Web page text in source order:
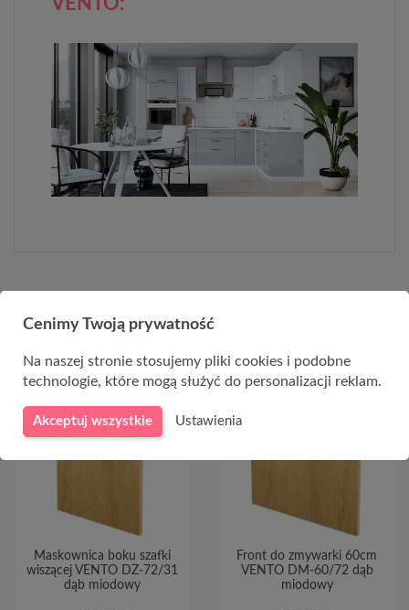
Maskownica boku szafki
wiszącej VENTO DZ-72/31
dąb miodowy
Front do zmywarki 60cm
VENTO DM-60/72 dąb
miodowy
Cenimy Twoją prywatność
Na naszej stronie stosujemy pliki cookies i podobne
technologie, które mogą służyć do personalizacji reklam.
Akceptuj wszystkie Ustawienia